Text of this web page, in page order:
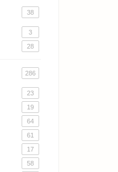
38
3
28
286
23
19
64
61
17
58